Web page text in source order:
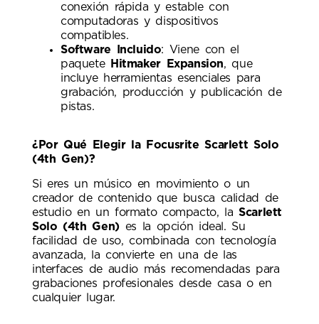
conexión rápida y estable con
computadoras y dispositivos
compatibles.
Software Incluido: Viene con el
paquete
Hitmaker Expansion, que
incluye herramientas esenciales para
grabación, producción y publicación de
pistas.
¿Por Qué Elegir la Focusrite Scarlett Solo
(4th Gen)?
Si eres un músico en movimiento o un
creador de contenido que busca calidad de
estudio en un formato compacto, laScarlett
Solo (4th Gen)es la opción ideal. Su
facilidad de uso, combinada con tecnología
avanzada, la convierte en una de las
interfaces de audio más recomendadas para
grabaciones profesionales desde casa o en
cualquier lugar.